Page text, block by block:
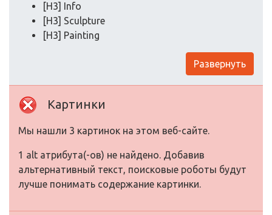
[H3] Info
[H3] Sculpture
[H3] Painting
Развернуть
Картинки
Мы нашли 3 картинок на этом веб-сайте.
1 alt атрибута(-ов) не найдено. Добавив
альтернативный текст, поисковые роботы будут
лучше понимать содержание картинки.